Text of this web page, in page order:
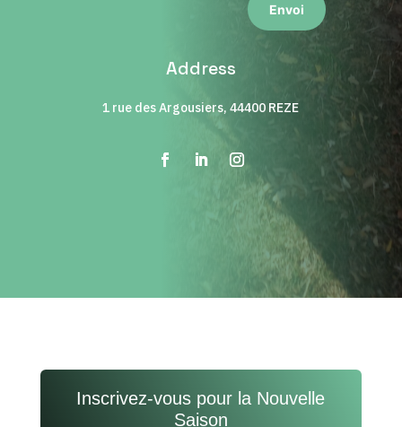
Envoi
Address
1 rue des Argousiers, 44400 REZE
Inscrivez-vous pour la Nouvelle
Saison